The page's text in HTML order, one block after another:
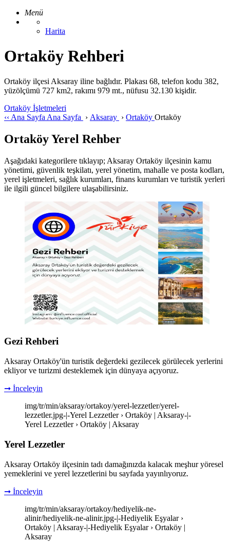
Menü
Harita
Ortaköy Rehberi
Ortaköy ilçesi Aksaray iline bağlıdır. Plakası 68, telefon kodu 382,
yüzölçümü 727 km2, rakımı 979 mt., nüfusu 32.130 kişidir.
Ortaköy İşletmeleri
‹‹ Ana Sayfa Ana Sayfa › Aksaray › Ortaköy Ortaköy
Ortaköy Yerel Rehber
Aşağıdaki kategorilere tıklayıp; Aksaray Ortaköy ilçesinin kamu
yönetimi, güvenlik teşkilatı, yerel yönetim, mahalle ve posta kodları,
yerel işletmeleri, sağlık kurumları, finans kurumları ve turistik yerleri
ile ilgili güncel bilgilere ulaşabilirsiniz.
Gezi Rehberi
Aksaray Ortaköy'ün turistik değerdeki gezilecek görülecek yerlerini
ekliyor ve turizmi desteklemek için dünyaya açıyoruz.
➞ İnceleyin
img/tr/min/aksaray/ortakoy/yerel-lezzetler/yerel-
lezzetler.jpg-|-Yerel Lezzetler › Ortaköy | Aksaray-|-
Yerel Lezzetler › Ortaköy | Aksaray
Yerel Lezzetler
Aksaray Ortaköy ilçesinin tadı damağınızda kalacak meşhur yöresel
yemeklerini ve yerel lezzetlerini bu sayfada yayınlıyoruz.
➞ İnceleyin
img/tr/min/aksaray/ortakoy/hediyelik-ne-
alinir/hediyelik-ne-alinir.jpg-|-Hediyelik Eşyalar ›
Ortaköy | Aksaray-|-Hediyelik Eşyalar › Ortaköy |
Aksaray